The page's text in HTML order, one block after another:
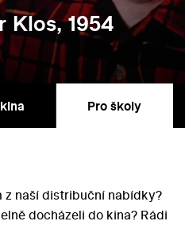
Klos, 1954
Pro školy
naší distribuční nabídky?
docházeli do kina? Rádi